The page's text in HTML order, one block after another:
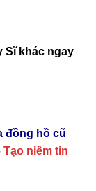
Sĩkhác ngay
đồng hồ cũ
Tạo niềm tin